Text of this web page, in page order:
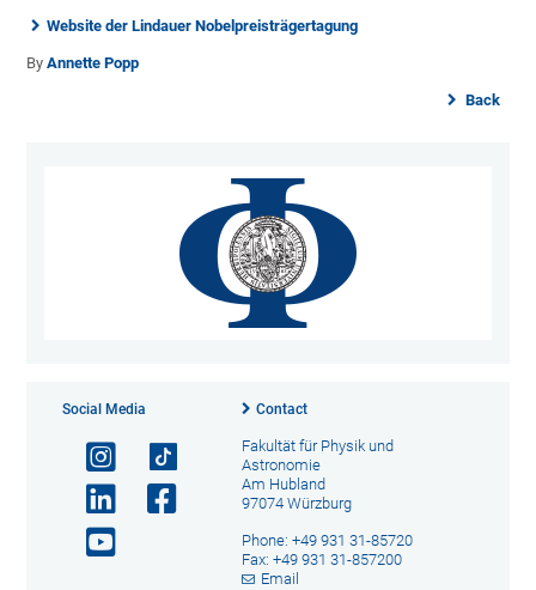
Website der Lindauer Nobelpreisträgertagung
ByAnnette Popp
Back
Social Media Contact
Fakultät für Physik und
Astronomie
Am Hubland
97074 Würzburg
Phone: +49 931 31-85720
Fax: +49 931 31-857200
Email